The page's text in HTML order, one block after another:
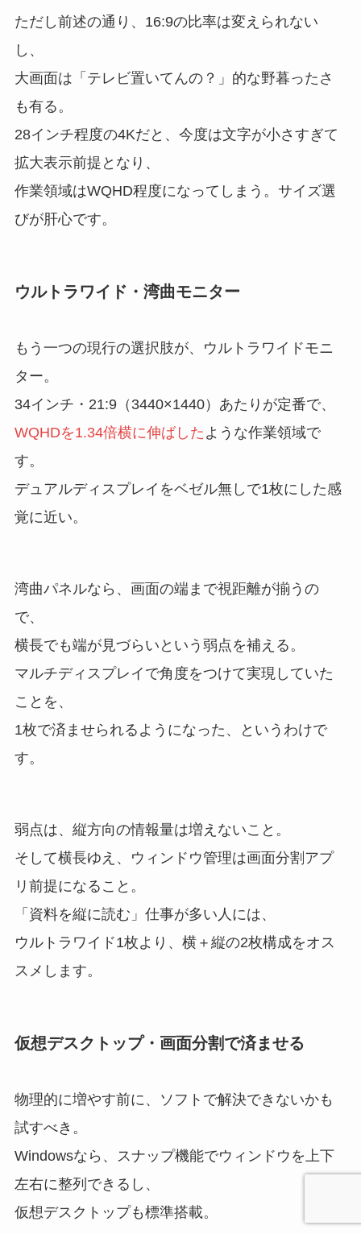
ただし前述の通り、16:9の比率は変えられない
し、
大画面は「テレビ置いてんの？」的な野暮ったさ
も有る。
28インチ程度の4Kだと、今度は文字が小さすぎて
拡大表示前提となり、
作業領域はWQHD程度になってしまう。サイズ選
びが肝心です。
ウルトラワイド・湾曲モニター
もう一つの現行の選択肢が、ウルトラワイドモニ
ター。
34インチ・21:9（3440×1440）あたりが定番で、
WQHDを1.34倍横に伸ばした ような作業領域で
す。
デュアルディスプレイをベゼル無しで1枚にした感
覚に近い。
湾曲パネルなら、画面の端まで視距離が揃うの
で、
横長でも端が見づらいという弱点を補える。
マルチディスプレイで角度をつけて実現していた
ことを、
1枚で済ませられるようになった、というわけで
す。
弱点は、縦方向の情報量は増えないこと。
そして横長ゆえ、ウィンドウ管理は画面分割アプ
リ前提になること。
「資料を縦に読む」仕事が多い人には、
ウルトラワイド1枚より、横＋縦の2枚構成をオス
スメします。
仮想デスクトップ・画面分割で済ませる
物理的に増やす前に、ソフトで解決できないかも
試すべき。
Windowsなら、スナップ機能でウィンドウを上下
左右に整列できるし、
仮想デスクトップも標準搭載。